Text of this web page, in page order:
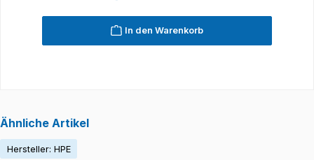
In den Warenkorb
Ähnliche Artikel
Hersteller: HPE